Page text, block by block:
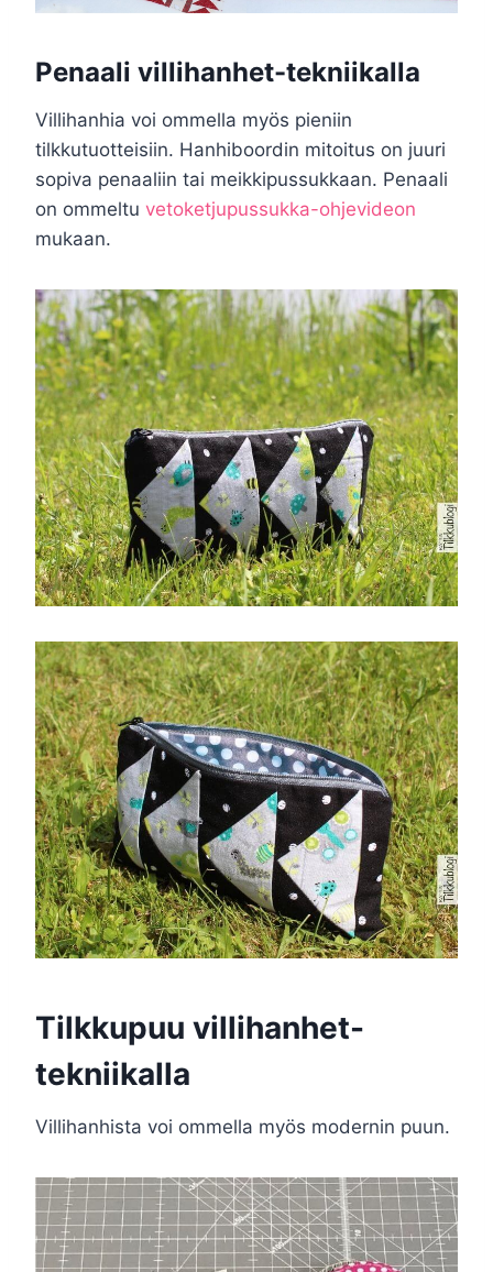
Penaali villihanhet-tekniikalla
Villihanhia voi ommella myös pieniin
tilkkutuotteisiin. Hanhiboordin mitoitus on juuri
sopiva penaaliin tai meikkipussukkaan. Penaali
on ommeltu vetoketjupussukka-ohjevideon
mukaan.
Tilkkupuu villihanhet-
tekniikalla
Villihanhista voi ommella myös modernin puun.